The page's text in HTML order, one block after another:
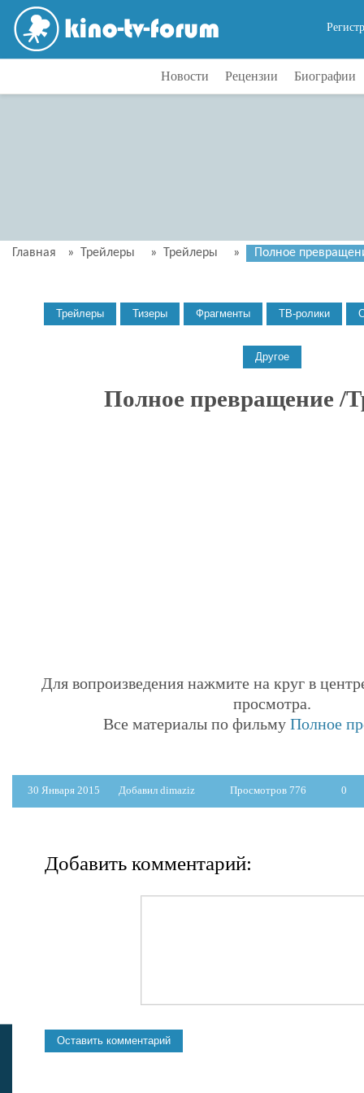
Новости Рецензии Биографии
Главная » Трейлеры » Трейлеры » Полное
Полное превращение /
Для вопроизведения нажмите на круг в
просмотра.
Все материалы по фильму Полное
30 Января 2015 Добавил dimaziz Просмотров 776 0
Добавить комментарий: